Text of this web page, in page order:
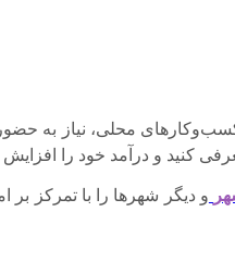
محلی، نیاز به
کنید و درآمد خود را افزایش
و دیگر شهرها را با تمرکز بر